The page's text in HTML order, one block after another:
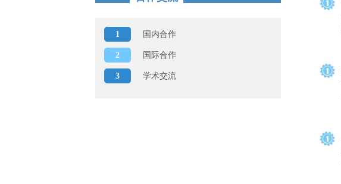
1 国内合作
2 国际合作
3 学术交流